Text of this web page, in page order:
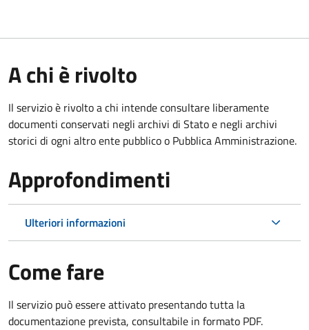
A chi è rivolto
Il servizio è rivolto a chi intende consultare liberamente
documenti conservati negli archivi di Stato e negli archivi
storici di ogni altro ente pubblico o Pubblica Amministrazione.
Approfondimenti
Ulteriori informazioni
Come fare
Il servizio può essere attivato presentando tutta la
documentazione prevista, consultabile in formato PDF.